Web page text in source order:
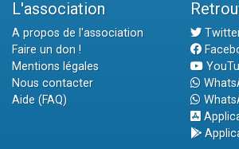
L'association
A propos de l'association
Faire un don !
Mentions légales
Nous contacter
Aide (FAQ)